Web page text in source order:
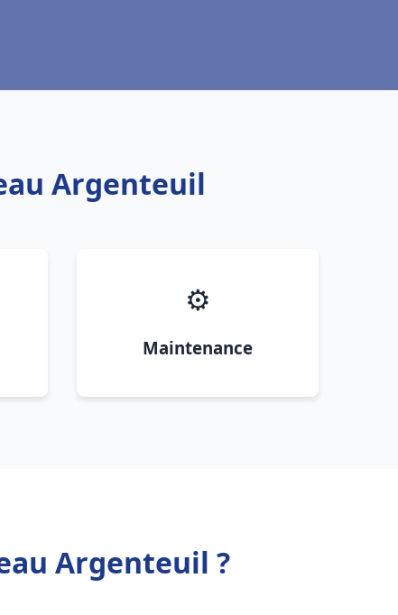
Argenteuil
⚙️
Maintenance
Argenteuil ?